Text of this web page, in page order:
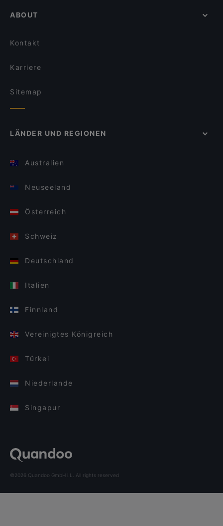
ABOUT
Kontakt
Karriere
Sitemap
LÄNDER UND REGIONEN
Australien
Neuseeland
Österreich
Schweiz
Deutschland
Italien
Finnland
Vereinigtes Königreich
Türkei
Niederlande
Singapur
©2026 Quandoo GmbH i.L. All rights reserved